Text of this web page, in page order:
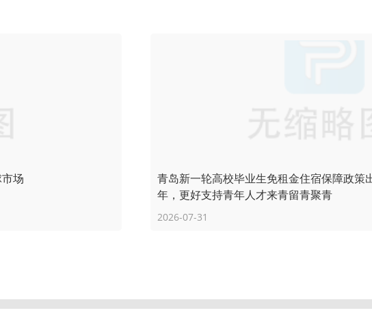
场
青岛新一轮高校毕业生免租金住宿保障政策
年，更好支持青年人才来青留青聚青
2026-07-31